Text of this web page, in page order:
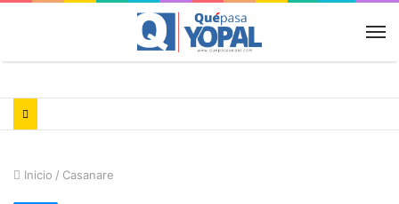
Inicio / Casanare